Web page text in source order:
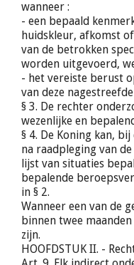
wanneer :
- een bepaald
huidskleur, afkomst
van de betrokken
worden uitgevoerd,
- het vereiste berust
van deze
§ 3. De rechter
wezenlijke en
§ 4. De Koning kan,
na raadpleging van
lijst van situaties
bepalende
in § 2.
Wanneer een van de
binnen twee
zijn.
HOOFDSTUK II. -